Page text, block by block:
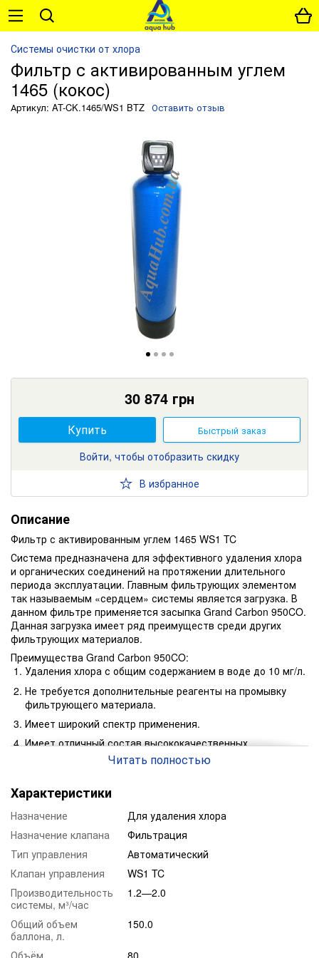
Системы очистки от хлора
Фильтр с активированным углем
1465 (кокос)
Артикул: AT-CK.1465/WS1 BTZ Оставить отзыв
30 874 грн
Купить Быстрый заказ
Войти, чтобы отобразить скидку
В избранное
Описание
Фильтр с активированным углем 1465 WS1 TC
Система предназначена для эффективного удаления хлора
и органических соединений на протяжении длительного
периода эксплуатации. Главным фильтрующих элементом
так называемым «сердцем» системы является загрузка. В
данном фильтре применяется засыпка Grand Carbon 950CO.
Данная загрузка имеет ряд преимуществ среди других
фильтрующих материалов.
Преимущества Grand Carbon 950CO:
Удаления хлора с общим содержанием в воде до 10 мг/л.
Не требуется дополнительные реагенты на промывку
фильтрующего материала.
Имеет широкий спектр применения.
Имеет отличный состав высококачественных
фильтрующих материалов.
Данная загрузка применяется в следующих отраслях:
Для эффективной водоподготовки домов и коттеджей.
В пищевой промышленности.
Муниципальное водоснабжение.
Химическая промышленость.
Атомная промышленость.
Засыпка Grand Carbon 950CO – это эффективный и
безопасный сорбирующий материал. Он сочетает в себе
качественный абсорбирующий материал от мирового
Читать полностью
Характеристики
Назначение
Для удаления хлора
Назначение клапана
Фильтрация
Тип управления
Автоматический
Клапан управления
WS1 TC
Производительность
системы, м³/час
1.2—2.0
Общий объем
баллона, л.
150.0